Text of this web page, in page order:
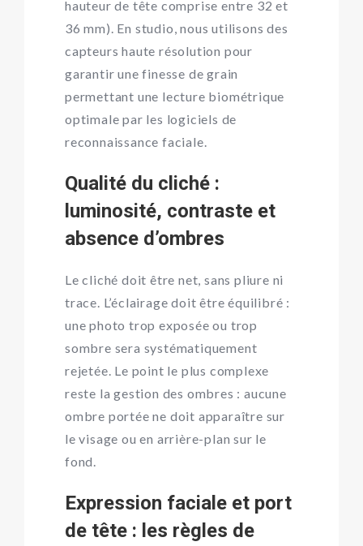
hauteur de tête comprise entre 32 et
36 mm). En studio, nous utilisons des
capteurs haute résolution pour
garantir une finesse de grain
permettant une lecture biométrique
optimale par les logiciels de
reconnaissance faciale.
Qualité du cliché :
luminosité, contraste et
absence d’ombres
Le cliché doit être net, sans pliure ni
trace. L’éclairage doit être équilibré :
une photo trop exposée ou trop
sombre sera systématiquement
rejetée. Le point le plus complexe
reste la gestion des ombres : aucune
ombre portée ne doit apparaître sur
le visage ou en arrière-plan sur le
fond.
Expression faciale et port
de tête : les règles de